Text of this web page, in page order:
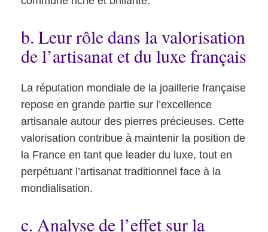
b. Leur rôle dans la valorisation
de l’artisanat et du luxe français
La réputation mondiale de la joaillerie française
repose en grande partie sur l’excellence
artisanale autour des pierres précieuses. Cette
valorisation contribue à maintenir la position de
la France en tant que leader du luxe, tout en
perpétuant l’artisanat traditionnel face à la
mondialisation.
c. Analyse de l’effet sur la